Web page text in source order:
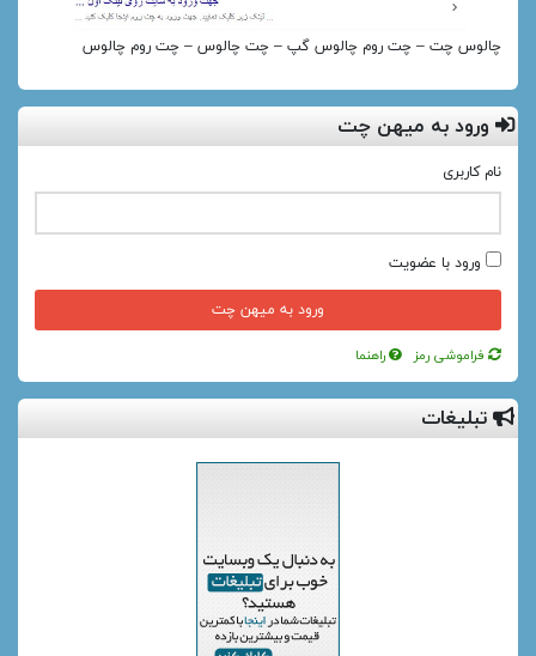
ورود به میهن چت
نام کاربری
ورود با عضویت
فراموشی رمز راهنما
چالوس چت – چت روم چالوس گپ – چت چالوس – چت روم چالوس
تبلیغات